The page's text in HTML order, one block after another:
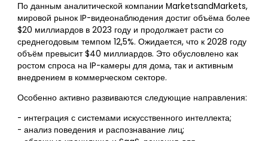
По данным аналитической компании MarketsandMarkets,
мировой рынок IP-видеонаблюдения достиг объёма более
$20 миллиардов в 2023 году и продолжает расти со
среднегодовым темпом 12,5%. Ожидается, что к 2028 году
объём превысит $40 миллиардов. Это обусловлено как
ростом спроса на IP-камеры для дома, так и активным
внедрением в коммерческом секторе.
Особенно активно развиваются следующие направления:
- интеграция с системами искусственного интеллекта;
- анализ поведения и распознавание лиц;